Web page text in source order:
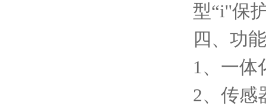
型“i''保
四、功
1、一体
2、传感